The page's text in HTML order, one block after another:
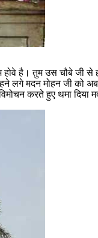
होवे है। तुम उस चौबे
लगे मदन मोहन जी को
करते हुए थमा दिया